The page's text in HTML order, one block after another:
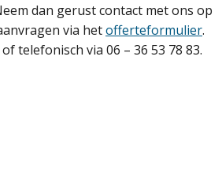
dan gerust contact met ons op
via hetofferteformulier.
of telefonisch via 06 – 36 53 78 83.